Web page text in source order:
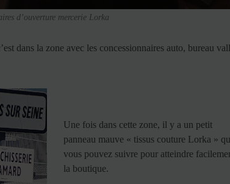
d’ouverture mercerie Lorka
dans la zone avec les concessionnaires auto, bureau
Une fois dans cette zone, il y a un petit
panneau mauve « tissus couture Lorka »
vous pouvez suivre pour atteindre
la boutique.